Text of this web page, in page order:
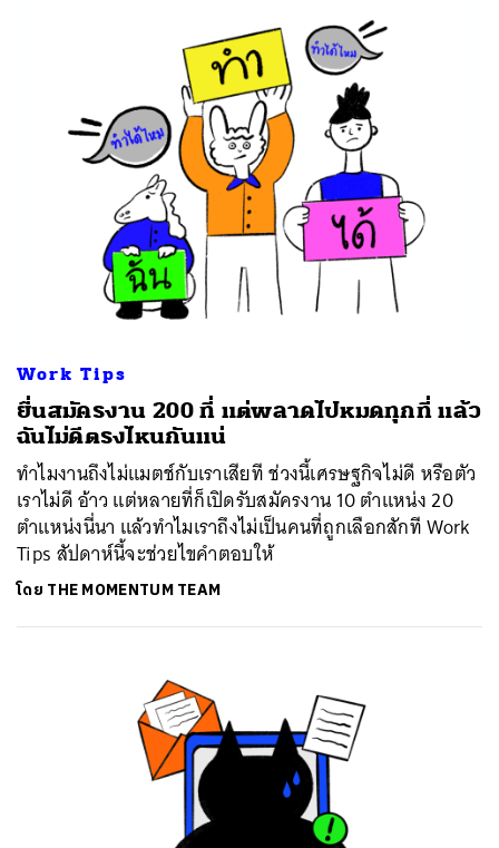
Work Tips
ยื่นสมัครงาน 200 ที่ แต่พลาดไปหมดทุกที่ แล้ว
ฉันไม่ดีตรงไหนกันแน่
ทำไมงานถึงไม่แมตช์กับเราเสียที ช่วงนี้เศรษฐกิจไม่ดี หรือตัว
เราไม่ดี อ้าว แต่หลายที่ก็เปิดรับสมัครงาน 10 ตำแหน่ง 20
ตำแหน่งนี่นา แล้วทำไมเราถึงไม่เป็นคนที่ถูกเลือกสักที Work
Tips สัปดาห์นี้จะช่วยไขคำตอบให้
โดย THE MOMENTUM TEAM